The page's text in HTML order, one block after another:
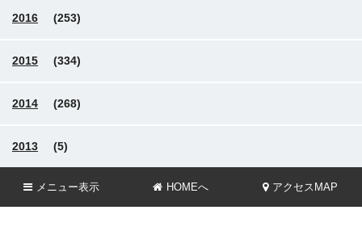
2016 (253)
2015 (334)
2014 (268)
2013 (5)
メニュー表示 HOMEへ アクセスMAP